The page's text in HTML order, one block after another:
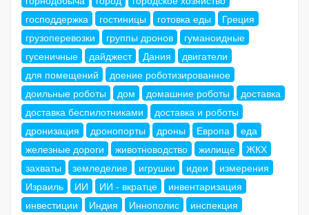
господдержка
гостиницы готовка еды
Греция
грузоперевозки
группы дронов
гуманоидные
гусеничные
дайджест Дания
двигатели
для помещений
доение роботизированное
доильные роботы
дом домашние роботы
доставка
доставка беспилотниками
доставка и роботы
дронизация
дронопорты дроны Европа
еда
железные дороги
животноводство жилище
ЖКХ
захваты
земледелие игрушки идеи
измерения
Израиль
ИИ ИИ - вкратце
инвентаризация
инвестиции
Индия Иннополис
инспекция